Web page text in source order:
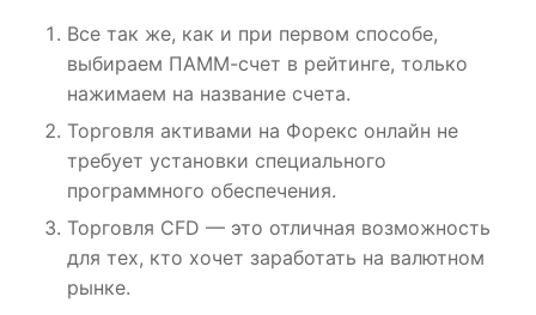
Все так же, как и при первом способе,
выбираем ПАММ-счет в рейтинге, только
нажимаем на название счета.
Торговля активами на Форекс онлайн не
требует установки специального
программного обеспечения.
Торговля CFD — это отличная возможность
для тех, кто хочет заработать на валютном
рынке.